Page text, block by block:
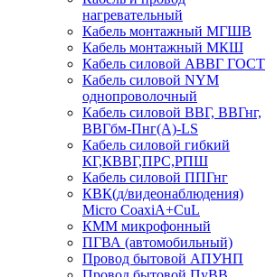
нагревательный
Кабель монтажный МГШВ
Кабель монтажный МКШ
Кабель силовой АВВГ ГОСТ
Кабель силовой NYM
однопроволочный
Кабель силовой ВВГ, ВВГнг,
ВВГбм-Пнг(А)-LS
Кабель силовой гибкий
КГ,КВВГ,ПРС,РПШ
Кабель силовой ППГнг
КВК(д/видеонаблюдения)
Micro CoaxiA+CuL
КММ микрофонный
ПГВА (автомобильный)
Провод бытовой АПУНП